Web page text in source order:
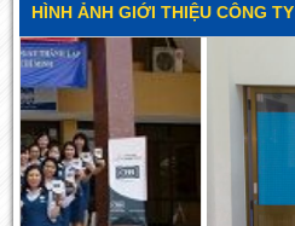
HÌNH ẢNH GIỚI THIỆU CÔNG TY